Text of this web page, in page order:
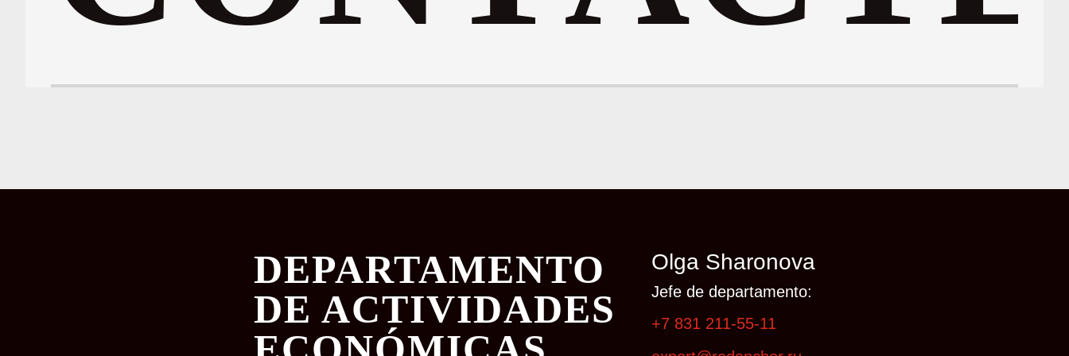
DEPARTAMENTO
DE ACTIVIDADES
Olga Sharonova
Jefe de departamento:
+7 831 211-55-11